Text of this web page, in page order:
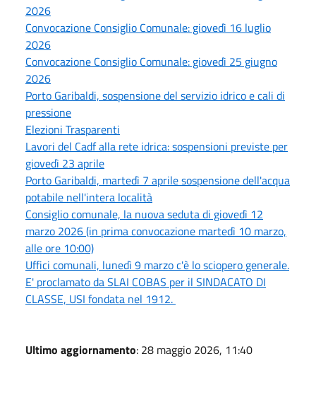
2026
Convocazione Consiglio Comunale: giovedì 16 luglio
2026
Convocazione Consiglio Comunale: giovedì 25 giugno
2026
Porto Garibaldi, sospensione del servizio idrico e cali di
pressione
Elezioni Trasparenti
Lavori del Cadf alla rete idrica: sospensioni previste per
giovedì 23 aprile
Porto Garibaldi, martedì 7 aprile sospensione dell'acqua
potabile nell'intera località
Consiglio comunale, la nuova seduta di giovedì 12
marzo 2026 (in prima convocazione martedì 10 marzo,
alle ore 10:00)
Uffici comunali, lunedì 9 marzo c'è lo sciopero generale.
E' proclamato da SLAI COBAS per il SINDACATO DI
CLASSE, USI fondata nel 1912.
Ultimo aggiornamento: 28 maggio 2026, 11:40